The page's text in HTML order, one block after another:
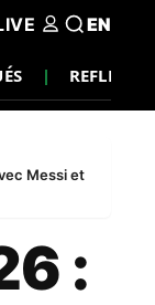
EN
Messi et
: